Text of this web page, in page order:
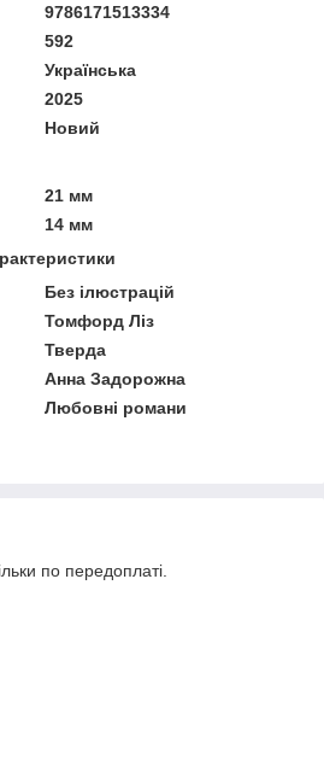
9786171513334
592
Українська
2025
Новий
21 мм
14 мм
Без ілюстрацій
Томфорд Ліз
Тверда
Анна Задорожна
Любовні романи
по передоплаті.